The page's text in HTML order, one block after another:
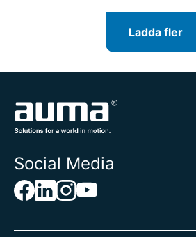
Ladda fler
Social Media